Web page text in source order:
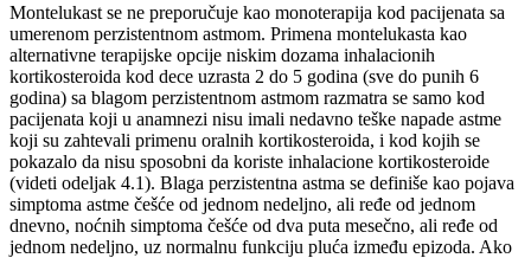
Montelukast se ne preporučuje kao monoterapija kod pacijenata sa
umerenom perzistentnom astmom. Primena montelukasta kao
alternativne terapijske opcije niskim dozama inhalacionih
kortikosteroida kod dece uzrasta 2 do 5 godina (sve do punih 6
godina) sa blagom perzistentnom astmom razmatra se samo kod
pacijenata koji u anamnezi nisu imali nedavno teške napade astme
koji su zahtevali primenu oralnih kortikosteroida, i kod kojih se
pokazalo da nisu sposobni da koriste inhalacione kortikosteroide
(videti odeljak 4.1). Blaga perzistentna astma se definiše kao pojava
simptoma astme češće od jednom nedeljno, ali ređe od jednom
dnevno, noćnih simptoma češće od dva puta mesečno, ali ređe od
jednom nedeljno, uz normalnu funkciju pluća između epizoda. Ako